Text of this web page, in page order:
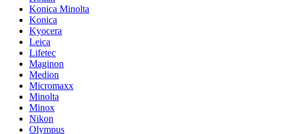
Konica Minolta
Konica
Kyocera
Leica
Lifetec
Maginon
Medion
Micromaxx
Minolta
Minox
Nikon
Olympus